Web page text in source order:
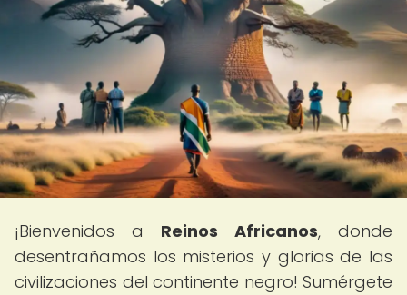
¡Bienvenidos a Reinos Africanos, donde
desentrañamos los misterios y glorias de las
civilizaciones del continente negro! Sumérgete